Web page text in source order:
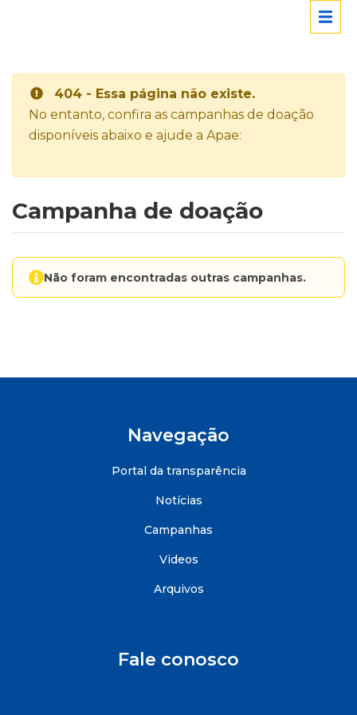
404 - Essa página não existe.
No entanto, confira as campanhas de doação
disponíveis abaixo e ajude a Apae:
Campanha de doação
Não foram encontradas outras campanhas.
Navegação
Portal da transparência
Notícias
Campanhas
Videos
Arquivos
Fale conosco